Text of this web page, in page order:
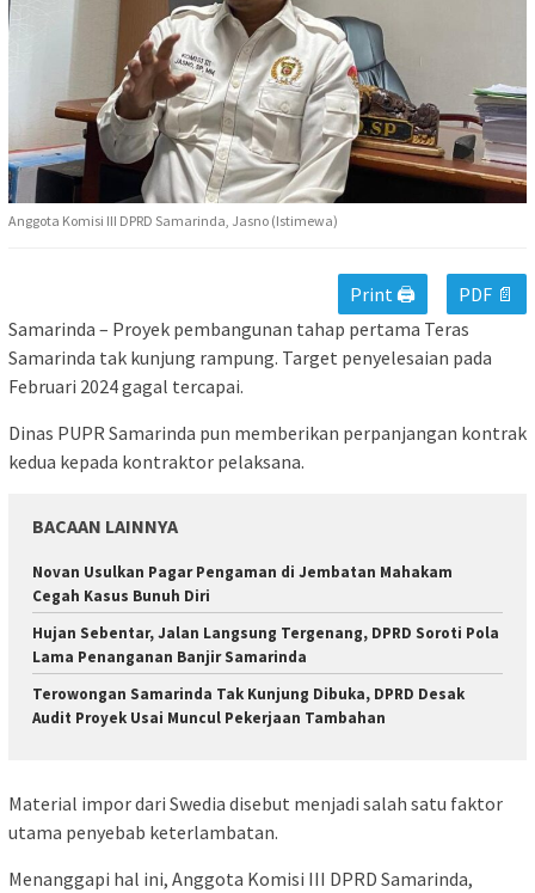
Anggota Komisi III DPRD Samarinda, Jasno (Istimewa)
Print 🖨
PDF 📄
Samarinda – Proyek pembangunan tahap pertama Teras
Samarinda tak kunjung rampung. Target penyelesaian pada
Februari 2024 gagal tercapai.
Dinas PUPR Samarinda pun memberikan perpanjangan kontrak
kedua kepada kontraktor pelaksana.
BACAAN LAINNYA
Novan Usulkan Pagar Pengaman di Jembatan Mahakam
Cegah Kasus Bunuh Diri
Hujan Sebentar, Jalan Langsung Tergenang, DPRD Soroti Pola
Lama Penanganan Banjir Samarinda
Terowongan Samarinda Tak Kunjung Dibuka, DPRD Desak
Audit Proyek Usai Muncul Pekerjaan Tambahan
Material impor dari Swedia disebut menjadi salah satu faktor
utama penyebab keterlambatan.
Menanggapi hal ini, Anggota Komisi III DPRD Samarinda,